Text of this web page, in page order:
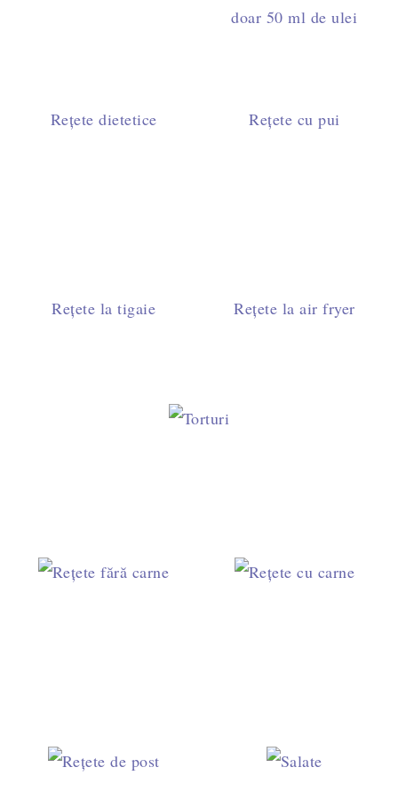
doar 50 ml de ulei
Rețete dietetice Rețete cu pui
Rețete la tigaie Rețete la air fryer